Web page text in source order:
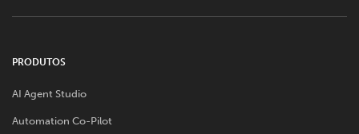
PRODUTOS
AI Agent Studio
Automation Co-Pilot